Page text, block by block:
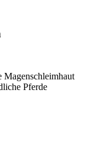
Magenschleimhaut
Pferde